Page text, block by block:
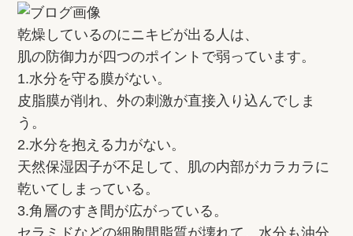
乾燥しているのにニキビが出る人は、
肌の防御力が四つのポイントで弱っています。
1.水分を守る膜がない。
皮脂膜が削れ、外の刺激が直接入り込んでしま
う。
2.水分を抱える力がない。
天然保湿因子が不足して、肌の内部がカラカラに
乾いてしまっている。
3.角層のすき間が広がっている。